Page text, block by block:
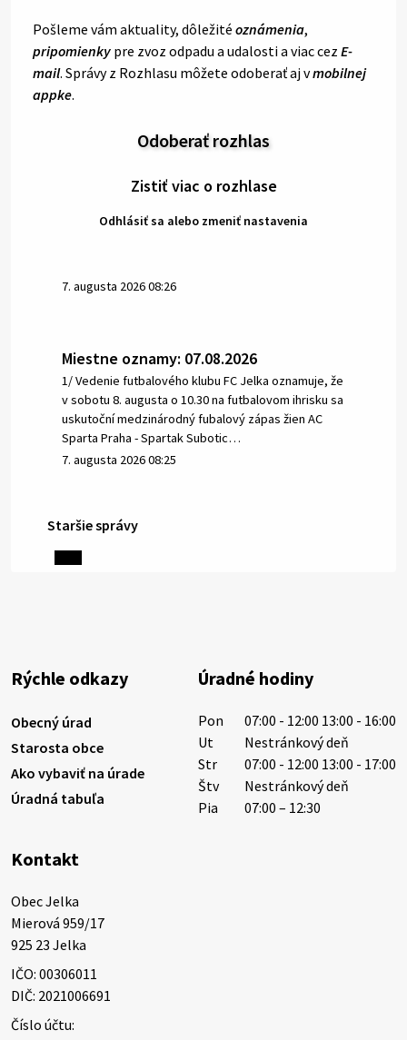
Pošleme vám aktuality, dôležité oznámenia,
pripomienky pre zvoz odpadu a udalosti a viac cez E-
mail. Správy z Rozhlasu môžete odoberať aj vmobilnej
appke.
Odoberať rozhlas
Zistiť viac o rozhlase
Odhlásiť sa alebo zmeniť nastavenia
7. augusta 2026 08:26
Miestne oznamy: 07.08.2026
1/ Vedenie futbalového klubu FC Jelka oznamuje, že
v sobotu 8. augusta o 10.30 na futbalovom ihrisku sa
uskutoční medzinárodný fubalový zápas žien AC
Sparta Praha - Spartak Subotic…
7. augusta 2026 08:25
6. augusta 2026 08:13
výdatnosti vodárenských zdrojov.
Západoslovenská vodárenská spoločnosť preto
6. augusta 2026 08:12
5. augusta 2026 13:10
Smútočný oznam: 05.08.2026 1/ Vážení obyvatelia!S
hlbokým zármutkom Vám oznamujeme, že vo veku
73 rokov nás opustila Irena Tanková, rodená
Tanková. Pohreb zosnulej bude dňa 6.08.20…
5. augusta 2026 12:59
Staršie správy
Rýchle odkazy
Obecný úrad
Starosta obce
Ako vybaviť na úrade
Úradná tabuľa
Úradné hodiny
Pon
07:00 - 12:00 13:00 - 16:00
Ut
Nestránkový deň
Str
07:00 - 12:00 13:00 - 17:00
Štv
Nestránkový deň
Pia
07:00 – 12:30
Kontakt
Obec Jelka
Mierová 959/17
925 23 Jelka
IČO: 00306011
DIČ: 2021006691
Číslo účtu: